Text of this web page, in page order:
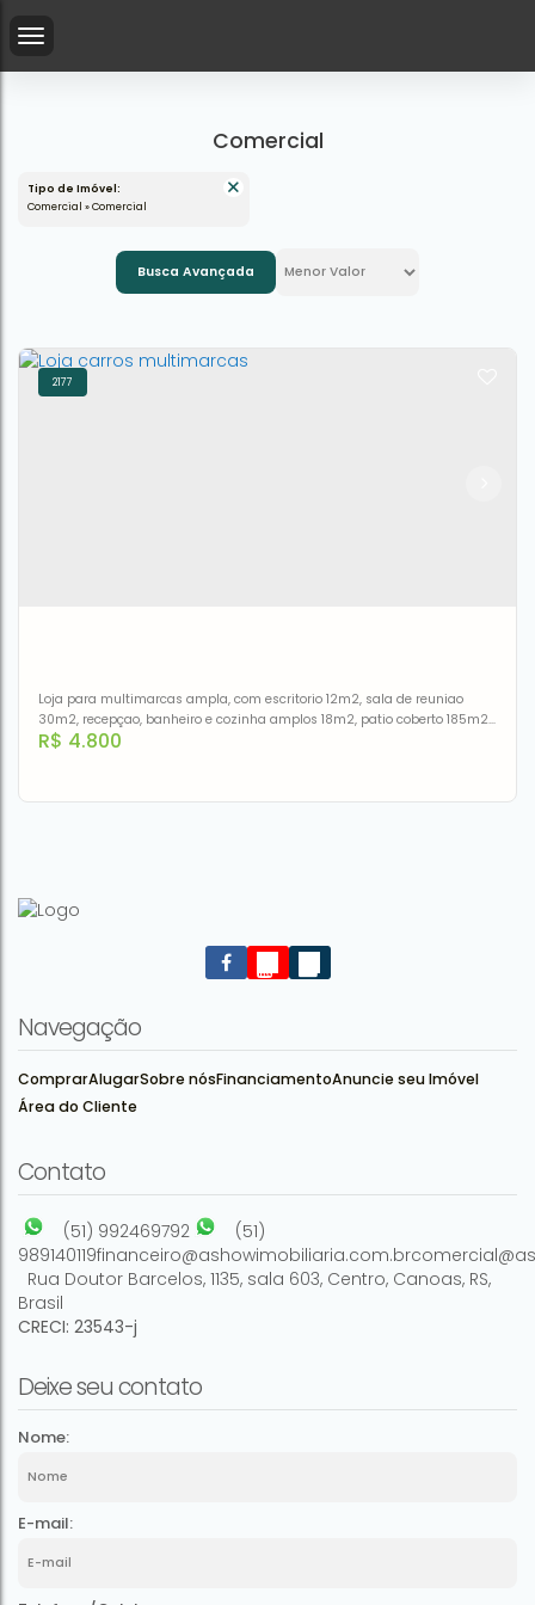
Comercial
Tipo de Imóvel:
Comercial » Comercial
Busca Avançada
2177
Loja carros multimarcas
R$ 4.800
do Sul,Brasil
Loja para multimarcas ampla, com escritorio 12m2, sala de reuniao
30m2, recepçao, banheiro e cozinha amplos 18m2, patio coberto 185m2,
area livre 259m2 - CAPACIDADE TOTAL PARA 50 CARROS...bem
Navegação
ComprarAlugarSobre nósFinanciamentoAnuncie seu Imóvel
Área do Cliente
Contato
(51) 992469792
(51)
989140119financeiro@ashowimobiliaria.com.br
Rua Doutor Barcelos, 1135, sala 603, Centro, Canoas, RS,
Brasil
CRECI: 23543-j
Deixe seu contato
Nome:
E-mail: